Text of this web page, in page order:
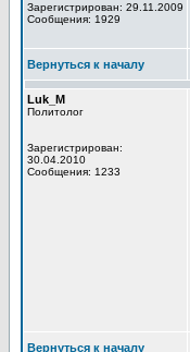
Зарегистрирован: 29.11.2009
Сообщения: 1929
Вернуться к началу
Luk_M
Политолог
Зарегистрирован:
30.04.2010
Сообщения: 1233
Вернуться к началу